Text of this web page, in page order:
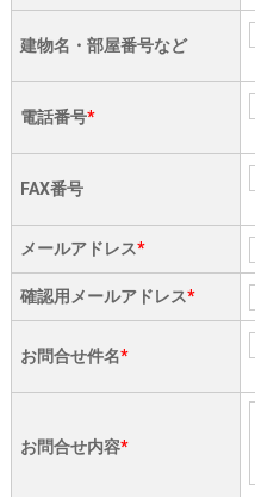
建物名・部屋番号など
電話番号*
FAX番号
メールアドレス*
確認用メールアドレス*
お問合せ件名*
お問合せ内容*